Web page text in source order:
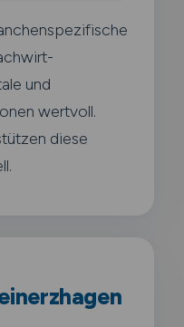
und
wertvoll.
diese